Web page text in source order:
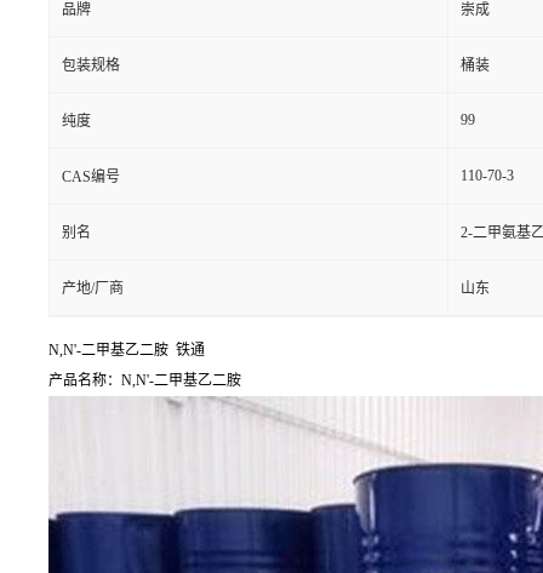
品牌 崇成
包装规格 桶装
纯度 99
CAS编号 110-70-3
别名 2-二甲氨基
产地/厂商 山东
N,N'-二甲基乙二胺 铁通
产品名称：N,N'-二甲基乙二胺